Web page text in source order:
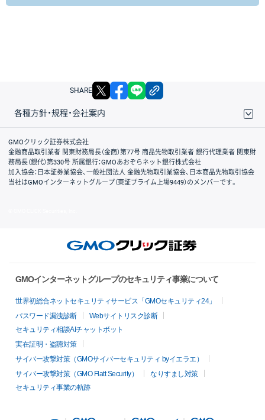
SHARE X facebook
各種方針・規程・会社案内
取引規程・約款
サイトマップ
その他のご案内
個人情報保護方針
最良執行方針
サイトのご利用について
ディスクレイマー
信託保全
リスク説明
会社案内
GMOクリック証券株式会社
金融商品取引業者 関東財務局長（金商）第77号 商品先物取引業者 銀行代理業者 関東財
務局長（銀代）第330号 所属銀行：GMOあおぞらネット銀行株式会社
加入協会：日本証券業協会、一般社団法人 金融先物取引業協会、日本商品先物取引協会
当社はGMOインターネットグループ（東証プライム上場9449）のメンバーです。
GMOインターネットグループのセキュリティ事業について
世界初総合ネットセキュリティサービス「GMOセキュリティ24」
パスワード漏洩診断
Webサイトリスク診断
セキュリティ相談AIチャットボット
実在証明・盗聴対策
サイバー攻撃対策（GMOサイバーセキュリティ byイエラエ）
サイバー攻撃対策（GMO Flatt Security）
なりすまし対策
セキュリティ事業の軌跡